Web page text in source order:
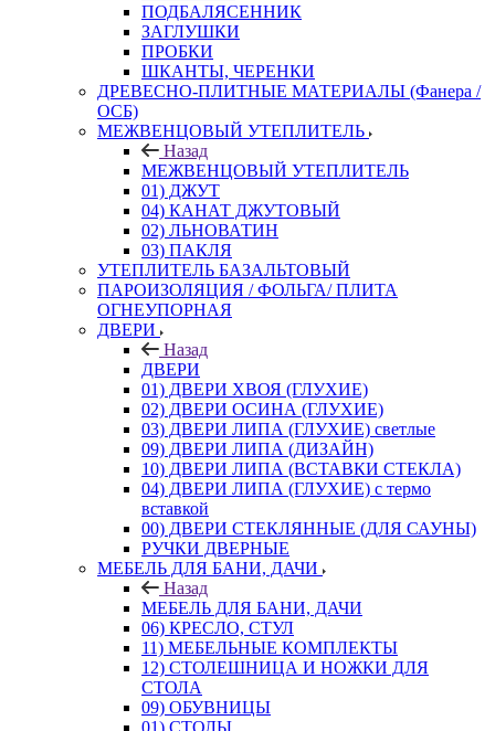
ПОДБАЛЯСЕННИК
ЗАГЛУШКИ
ПРОБКИ
ШКАНТЫ, ЧЕРЕНКИ
ДРЕВЕСНО-ПЛИТНЫЕ МАТЕРИАЛЫ (Фанера /
ОСБ)
МЕЖВЕНЦОВЫЙ УТЕПЛИТЕЛЬ
Назад
МЕЖВЕНЦОВЫЙ УТЕПЛИТЕЛЬ
01) ДЖУТ
04) КАНАТ ДЖУТОВЫЙ
02) ЛЬНОВАТИН
03) ПАКЛЯ
УТЕПЛИТЕЛЬ БАЗАЛЬТОВЫЙ
ПАРОИЗОЛЯЦИЯ / ФОЛЬГА/ ПЛИТА
ОГНЕУПОРНАЯ
ДВЕРИ
Назад
ДВЕРИ
01) ДВЕРИ ХВОЯ (ГЛУХИЕ)
02) ДВЕРИ ОСИНА (ГЛУХИЕ)
03) ДВЕРИ ЛИПА (ГЛУХИЕ) светлые
09) ДВЕРИ ЛИПА (ДИЗАЙН)
10) ДВЕРИ ЛИПА (ВСТАВКИ СТЕКЛА)
04) ДВЕРИ ЛИПА (ГЛУХИЕ) с термо
вставкой
00) ДВЕРИ СТЕКЛЯННЫЕ (ДЛЯ САУНЫ)
РУЧКИ ДВЕРНЫЕ
МЕБЕЛЬ ДЛЯ БАНИ, ДАЧИ
Назад
МЕБЕЛЬ ДЛЯ БАНИ, ДАЧИ
06) КРЕСЛО, СТУЛ
11) МЕБЕЛЬНЫЕ КОМПЛЕКТЫ
12) СТОЛЕШНИЦА И НОЖКИ ДЛЯ
СТОЛА
09) ОБУВНИЦЫ
01) СТОЛЫ